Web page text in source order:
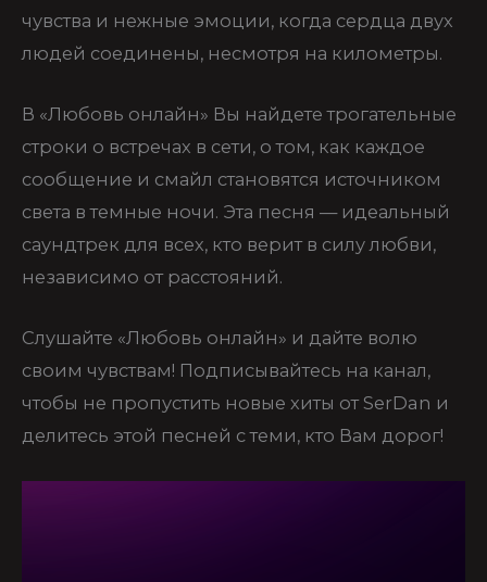
чувства и нежные эмоции, когда сердца двух
людей соединены, несмотря на километры.
В «Любовь онлайн» Вы найдете трогательные
строки о встречах в сети, о том, как каждое
сообщение и смайл становятся источником
света в темные ночи. Эта песня — идеальный
саундтрек для всех, кто верит в силу любви,
независимо от расстояний.
Слушайте «Любовь онлайн» и дайте волю
своим чувствам! Подписывайтесь на канал,
чтобы не пропустить новые хиты от SerDan и
делитесь этой песней с теми, кто Вам дорог!